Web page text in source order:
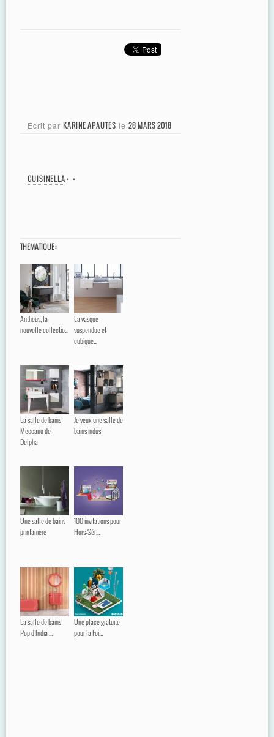
Ecrit par KARINE APAUTES le 28 MARS 2018
CUISINELLA• •
THEMATIQUE :
Antheus, la
nouvelle collectio...
La vasque
suspendue et
cubique...
La salle de bains
Meccano de
Delpha
Je veux une salle de
bains indus'
Une salle de bains
printanière
100 invitations pour
Hors-Sér...
La salle de bains
Pop d'India ...
Une place gratuite
pour la Foi...